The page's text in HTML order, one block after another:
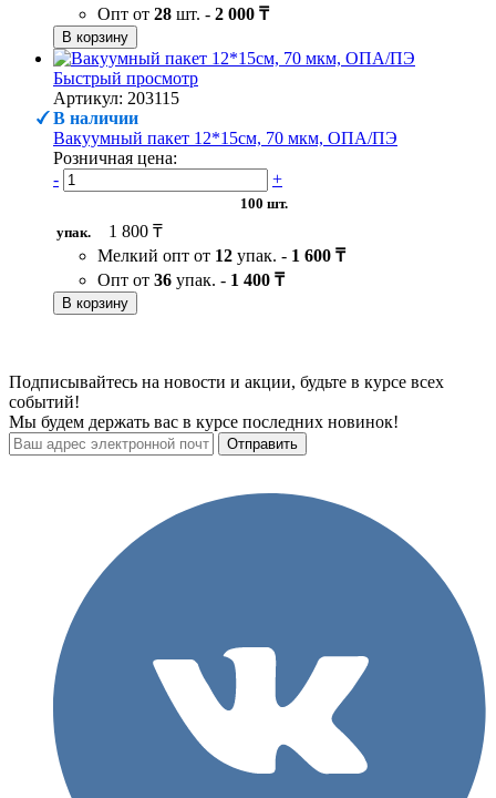
Опт от 28 шт. - 2 000 ₸
В корзину
Быстрый просмотр
Артикул: 203115
В наличии
Вакуумный пакет 12*15см, 70 мкм, ОПА/ПЭ
Розничная цена:
-
+
100 шт.
упак.
1 800 ₸
Мелкий опт от 12 упак. - 1 600 ₸
Опт от 36 упак. - 1 400 ₸
В корзину
Подписывайтесь на новости и акции, будьте в курсе всех
событий!
Мы будем держать вас в курсе последних новинок!